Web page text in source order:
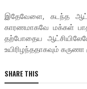
இதேவேளை, கடந்த
காரணமாகவே மக்கள்
தற்போதைய
உயிரிழந்ததாகவும் கருணா
SHARE THIS